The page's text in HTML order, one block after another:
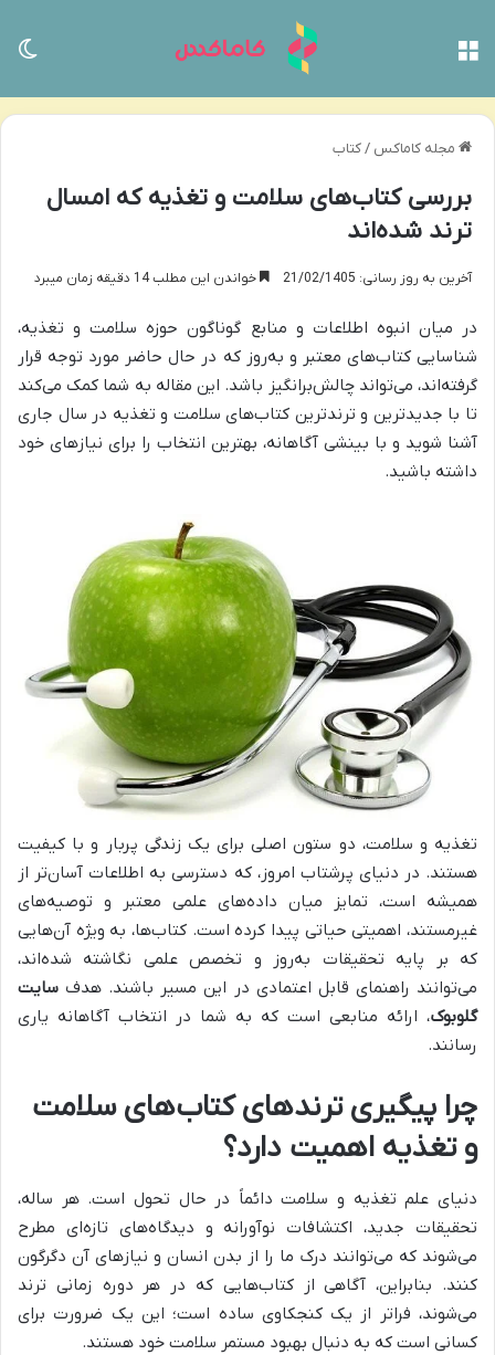
مجله کاماکس /کتاب
بررسی کتاب‌های سلامت و تغذیه که امسال
ترند شده‌اند
آخرین به روز رسانی: 21/02/1405 خواندن این مطلب 14 دقیقه زمان میبرد
در میان انبوه اطلاعات و منابع گوناگون حوزه سلامت و تغذیه،
شناسایی کتاب‌های معتبر و به‌روز که در حال حاضر مورد توجه قرار
گرفته‌اند، می‌تواند چالش‌برانگیز باشد. این مقاله به شما کمک می‌کند
تا با جدیدترین و ترندترین کتاب‌های سلامت و تغذیه در سال جاری
آشنا شوید و با بینشی آگاهانه، بهترین انتخاب را برای نیازهای خود
داشته باشید.
تغذیه و سلامت، دو ستون اصلی برای یک زندگی پربار و با کیفیت
هستند. در دنیای پرشتاب امروز، که دسترسی به اطلاعات آسان‌تر از
همیشه است، تمایز میان داده‌های علمی معتبر و توصیه‌های
غیرمستند، اهمیتی حیاتی پیدا کرده است. کتاب‌ها، به ویژه آن‌هایی
که بر پایه تحقیقات به‌روز و تخصص علمی نگاشته شده‌اند،
می‌توانند راهنمای قابل اعتمادی در این مسیر باشند. هدف سایت
گلوبوک، ارائه منابعی است که به شما در انتخاب آگاهانه یاری
رسانند.
چرا پیگیری ترندهای کتاب‌های سلامت
و تغذیه اهمیت دارد؟
دنیای علم تغذیه و سلامت دائماً در حال تحول است. هر ساله،
تحقیقات جدید، اکتشافات نوآورانه و دیدگاه‌های تازه‌ای مطرح
می‌شوند که می‌توانند درک ما را از بدن انسان و نیازهای آن دگرگون
کنند. بنابراین، آگاهی از کتاب‌هایی که در هر دوره زمانی ترند
می‌شوند، فراتر از یک کنجکاوی ساده است؛ این یک ضرورت برای
کسانی است که به دنبال بهبود مستمر سلامت خود هستند.